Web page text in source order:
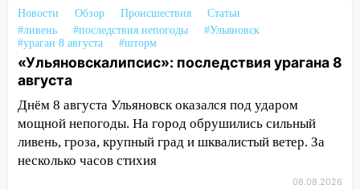
15:04
Фоторепортаж с улиц Ульяновска
после шторма: поваленные деревья и
затопленные улицы
14:28 Ураган вырвал остановку на улице
Деева в Заволжье
14:26 Жители Ульяновска сами
пытаются расчистить ливнёвки, не
дождавшись коммунальщиков
Новости Обзор Происшествия
Статьи
#ливень
#последствия непогоды
#Ульяновск
#ураган 8 августа
#шторм
«Ульяновскалипсис»: последствия урагана 8
августа
Днём 8 августа Ульяновск оказался под ударом
мощной непогоды. На город обрушились сильный
ливень, гроза, крупный град и шквалистый ветер. За
несколько часов стихия
08.08.2026